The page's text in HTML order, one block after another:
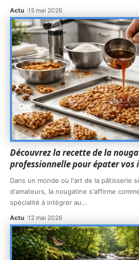
Actu 15 mai 2026
Découvrez la recette de la
professionnelle pour épater vos
Dans un monde où l'art de la pâtisserie
d'amateurs, la nougatine s'affirme
spécialité à intégrer au…
Actu 12 mai 2026